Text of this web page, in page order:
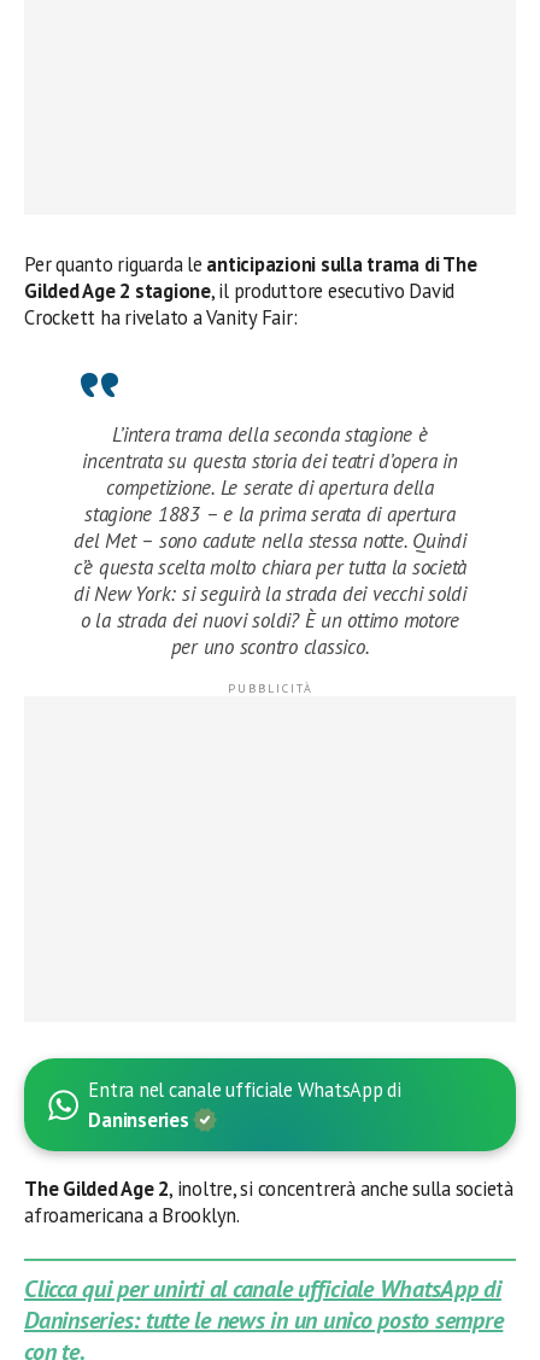
Per quanto riguarda le anticipazioni sulla trama di The
Gilded Age 2 stagione, il produttore esecutivo David
Crockett ha rivelato a Vanity Fair:
L’intera trama della seconda stagione è
incentrata su questa storia dei teatri d’opera in
competizione. Le serate di apertura della
stagione 1883 – e la prima serata di apertura
del Met – sono cadute nella stessa notte. Quindi
c’è questa scelta molto chiara per tutta la società
di New York: si seguirà la strada dei vecchi soldi
o la strada dei nuovi soldi? È un ottimo motore
per uno scontro classico.
Entra nel canale ufficiale WhatsApp di
Daninseries
The Gilded Age 2, inoltre, si concentrerà anche sulla società
afroamericana a Brooklyn.
Clicca qui per unirti al canale ufficiale WhatsApp di
Daninseries: tutte le news in un unico posto sempre
con te.